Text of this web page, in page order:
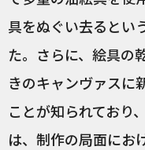
具をぬぐい去るとい
た。さらに、絵具の
きのキャンヴァスに
ことが知られており
は、制作の局面にお